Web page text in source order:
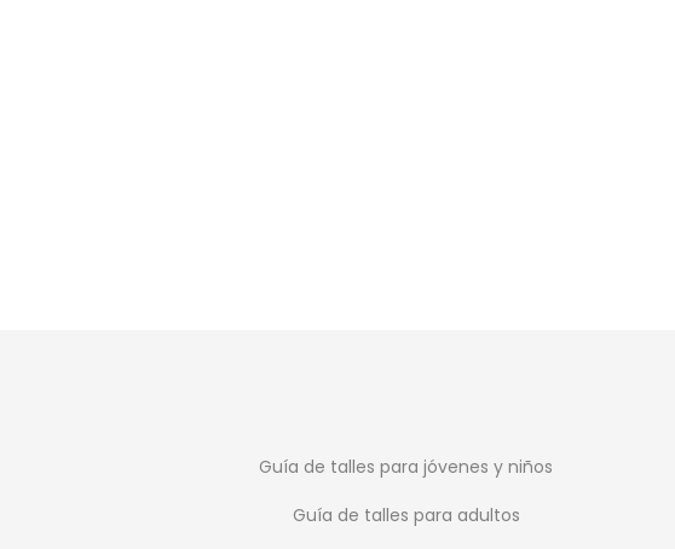
Guía de talles para jóvenes y niños
Guía de talles para adultos